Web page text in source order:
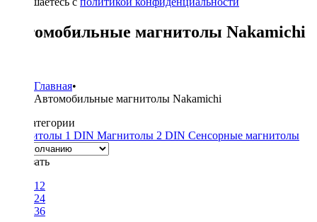
Автомобильные магнитолы Nakamichi
Главная•
Автомобильные магнитолы Nakamichi
Подкатегории
Магнитолы 1 DIN Магнитолы 2 DIN Сенсорные магнитолы
Показать
12
24
36